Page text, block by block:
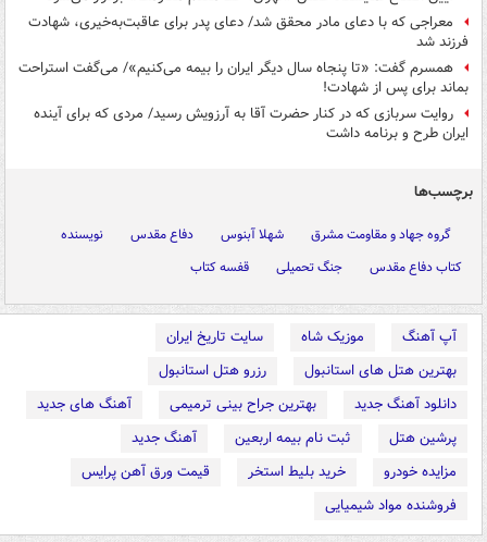
معراجی که با دعای مادر محقق شد/ دعای پدر برای عاقبت‌به‌خیری، شهادت
فرزند شد
همسرم گفت: «تا پنجاه سال دیگر ایران را بیمه می‌کنیم»/ می‌گفت استراحت
بماند برای پس از شهادت!
روایت سربازی که در کنار حضرت آقا به آرزویش رسید/ مردی که برای آینده
ایران طرح و برنامه داشت
برچسب‌ها
گروه جهاد و مقاومت مشرق شهلا آبنوس دفاع مقدس
نویسنده
کتاب دفاع مقدس
جنگ تحمیلی قفسه کتاب
آپ آهنگ موزیک شاه
سایت تاریخ ایران
بهترین هتل های استانبول
رزرو هتل استانبول
دانلود آهنگ جدید
بهترین جراح بینی ترمیمی
آهنگ های جدید
پرشین هتل
ثبت نام بیمه اربعین
آهنگ جدید
مزایده خودرو
خرید بلیط استخر
قیمت ورق آهن پرایس
فروشنده مواد شیمیایی